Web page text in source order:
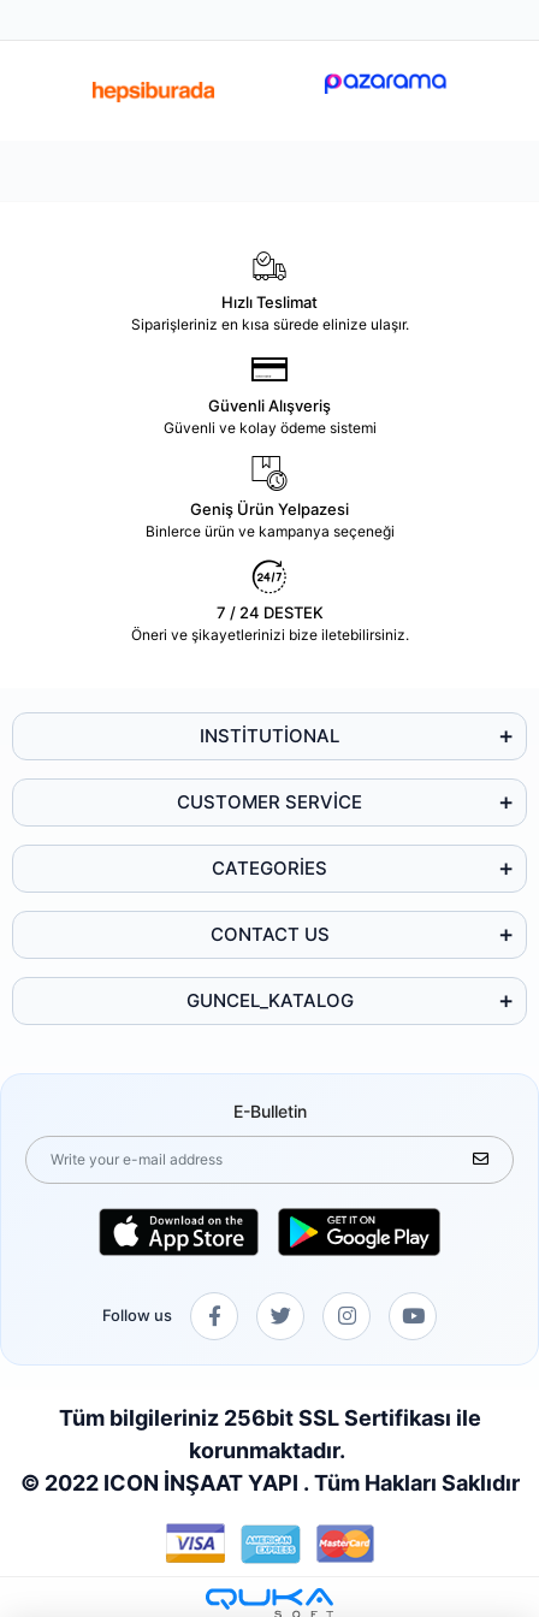
Hızlı Teslimat
Siparişleriniz en kısa sürede elinize ulaşır.
Güvenli Alışveriş
Güvenli ve kolay ödeme sistemi
Geniş Ürün Yelpazesi
Binlerce ürün ve kampanya seçeneği
7 / 24 DESTEK
Öneri ve şikayetlerinizi bize iletebilirsiniz.
INSTİTUTİONAL
CUSTOMER SERVİCE
CATEGORİES
CONTACT US
GUNCEL_KATALOG
E-Bulletin
Follow us
Tüm bilgileriniz 256bit SSL Sertifikası ile
korunmaktadır.
© 2022 ICON İNŞAAT YAPI . Tüm Hakları Saklıdır